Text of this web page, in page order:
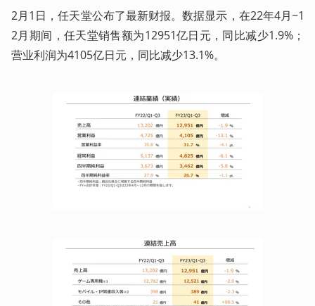
2月1日，任天堂公布了最新财报。数据显示，在22年4月~1
2月期间，任天堂销售额为12951亿日元，同比减少1.9%；
营业利润为4105亿日元，同比减少13.1%。